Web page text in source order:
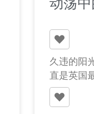
动荡
久违的阳
直是英国